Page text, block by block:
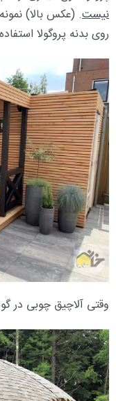
نیست. (عکس بالا)
روی بدنه پروگولا
وقتی آلاچیق چوبی در